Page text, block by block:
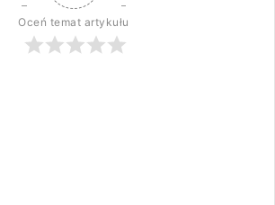
Oceń temat artykułu